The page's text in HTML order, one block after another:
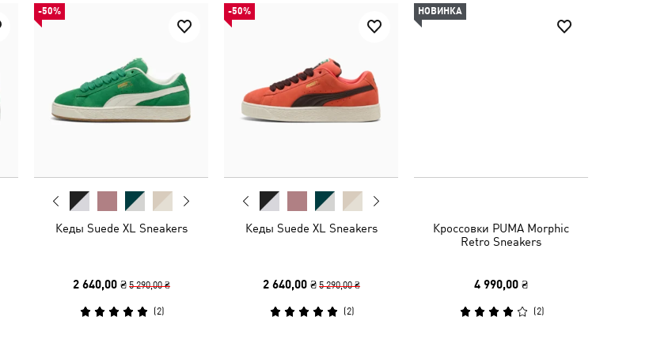
-50%
Кеды Suede XL Sneakers
2 640,00 ₴ 5 290,00 ₴
(2)
-50%
Кеды Suede XL Sneakers
2 640,00 ₴ 5 290,00 ₴
(2)
НОВИНКА
Кроссовки PUMA Morphic
Retro Sneakers
4 990,00 ₴
(2)